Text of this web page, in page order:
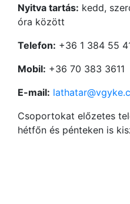
Nyitva tartás: kedd,
óra között
Telefon: +36 1 384 55
Mobil: +36 70 383 3611
E-mail:
Csoportokat előzetes
hétfőn és pénteken is